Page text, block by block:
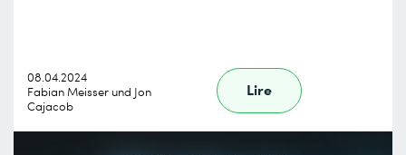
08.04.2024
Fabian Meisser und Jon
Cajacob
Lire